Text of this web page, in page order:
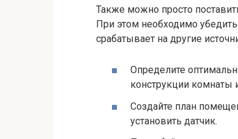
Также можно просто
При этом необходимо
срабатывает на другие
Определите
конструкции комнаты
Создайте план
установить датчик.